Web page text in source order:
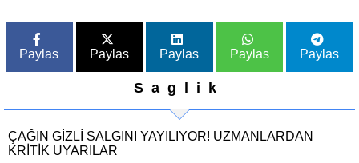
Paylas Paylas Paylas Paylas Paylas
Saglik
ÇAĞIN GIZLI SALGINI YAYILIYOR! UZMANLARDAN
KRITIK UYARILAR